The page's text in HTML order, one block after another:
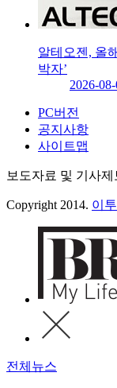
알테오젠, 올
박자’
2026-
PC버전
공지사항
사이트맵
보도자료 및 기사제
Copyright 2014. 이
전체뉴스